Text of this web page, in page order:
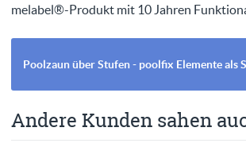
melabel®-Produkt mit 10 Jahren
Poolzaun über Stufen - poolfix Elemente als
Andere Kunden sahen